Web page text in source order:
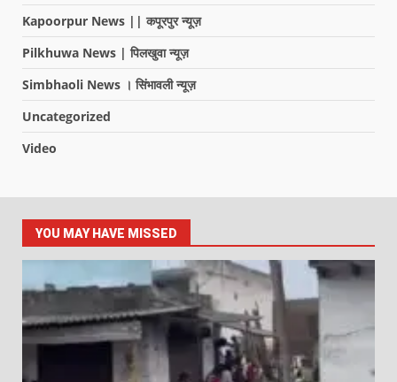
Kapoorpur News || कपूरपुर न्यूज़
Pilkhuwa News | पिलखुवा न्यूज़
Simbhaoli News । सिंभावली न्यूज़
Uncategorized
Video
YOU MAY HAVE MISSED